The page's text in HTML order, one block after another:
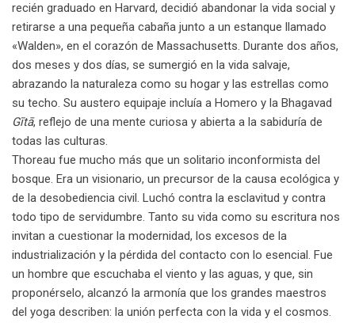
recién graduado en Harvard, decidió abandonar la vida social y
retirarse a una pequeña cabaña junto a un estanque llamado
«Walden», en el corazón de Massachusetts. Durante dos años,
dos meses y dos días, se sumergió en la vida salvaje,
abrazando la naturaleza como su hogar y las estrellas como
su techo. Su austero equipaje incluía a Homero y la Bhagavad
Gītā, reflejo de una mente curiosa y abierta a la sabiduría de
todas las culturas.
Thoreau fue mucho más que un solitario inconformista del
bosque. Era un visionario, un precursor de la causa ecológica y
de la desobediencia civil. Luchó contra la esclavitud y contra
todo tipo de servidumbre. Tanto su vida como su escritura nos
invitan a cuestionar la modernidad, los excesos de la
industrialización y la pérdida del contacto con lo esencial. Fue
un hombre que escuchaba el viento y las aguas, y que, sin
proponérselo, alcanzó la armonía que los grandes maestros
del yoga describen: la unión perfecta con la vida y el cosmos.